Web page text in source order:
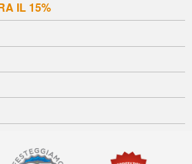
IL 15%